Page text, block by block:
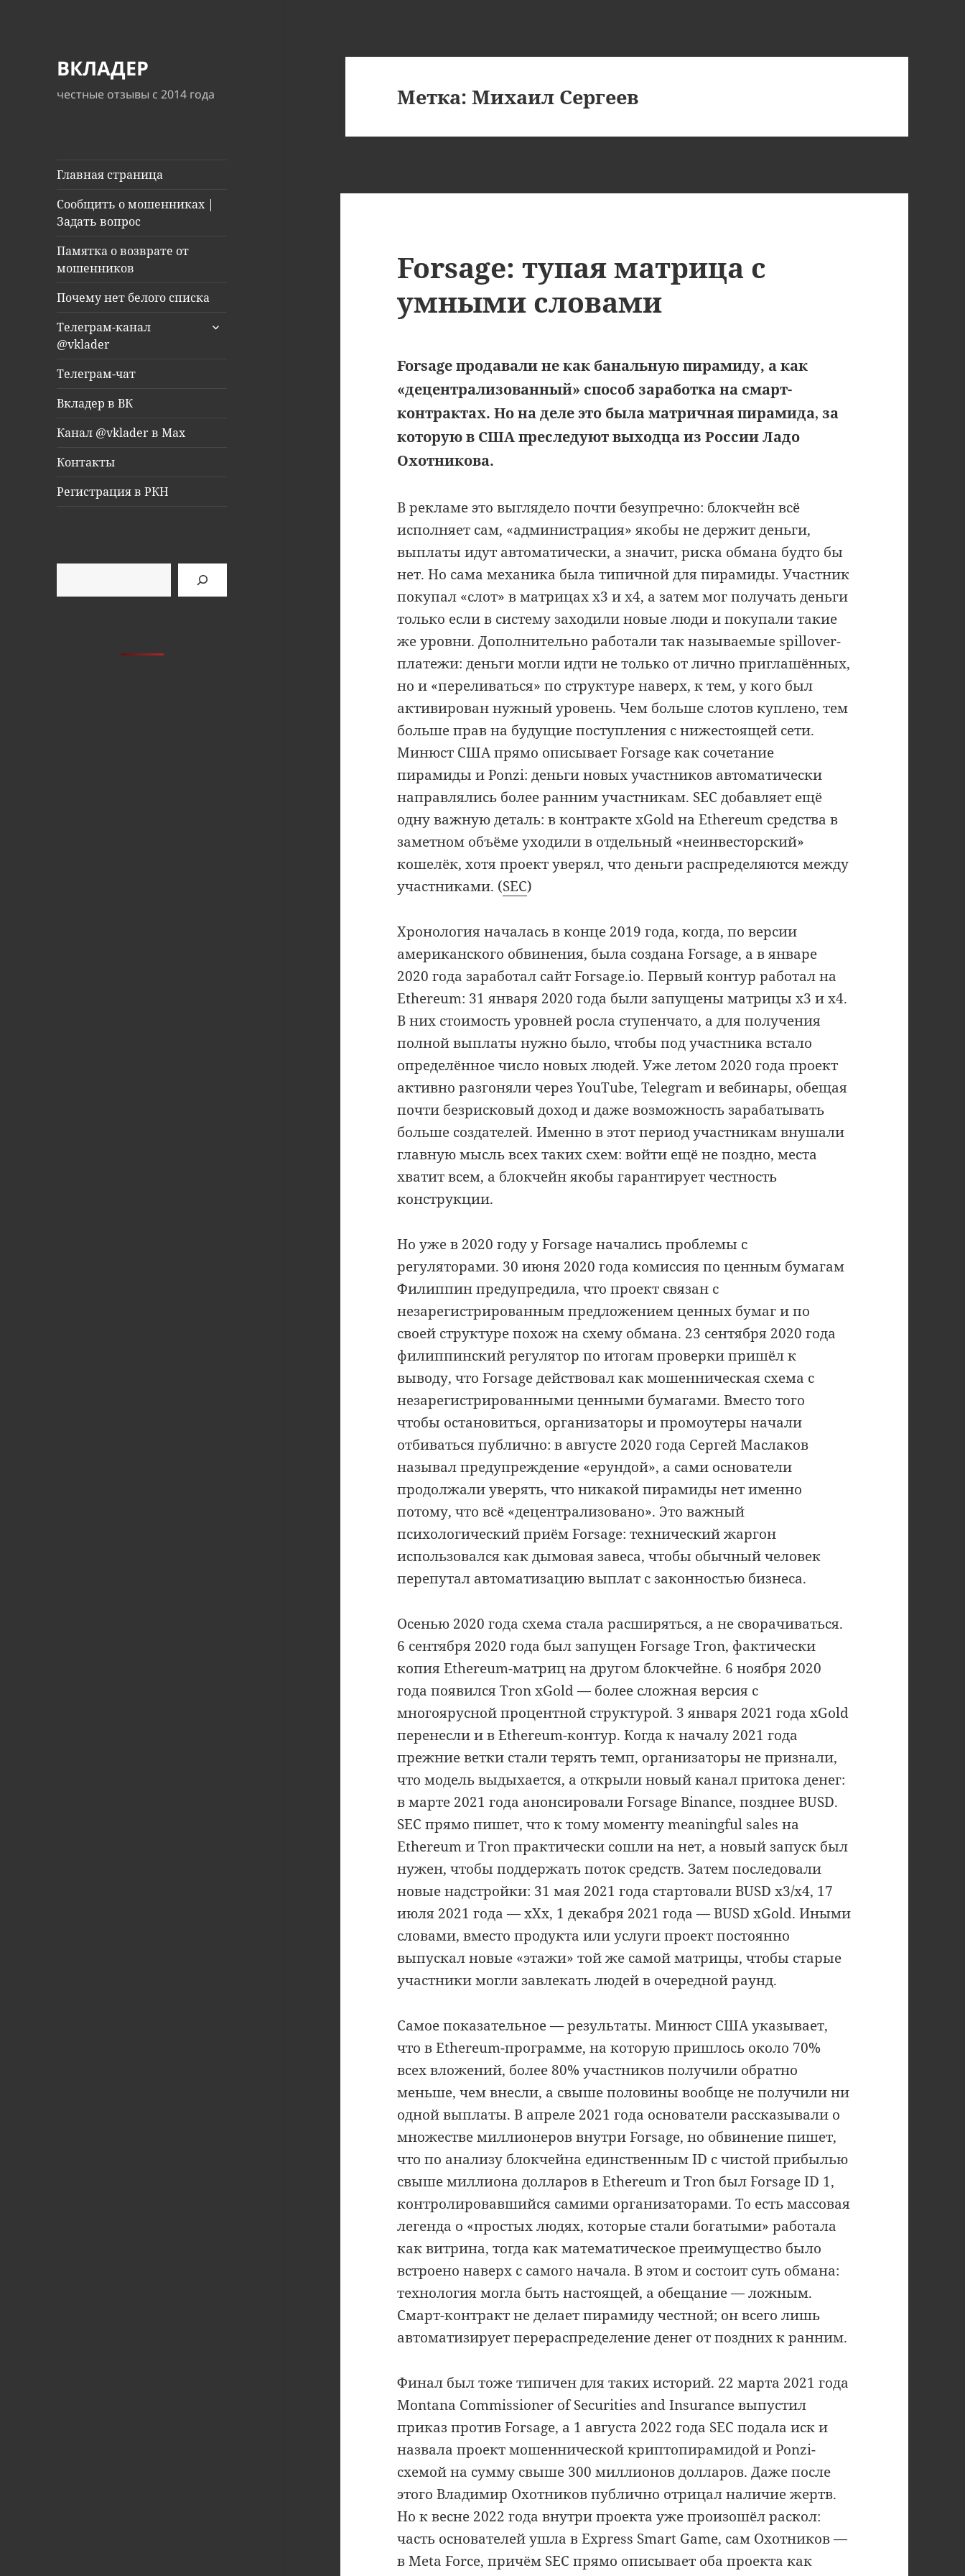
ВКЛАДЕР
честные отзывы с 2014 года
Главная страница
Сообщить о мошенниках |
Задать вопрос
Памятка о возврате от
мошенников
Почему нет белого списка
Телеграм-канал
@vklader
раскрыть
Телеграм-чат
Вкладер в ВК
Канал @vklader в Max
Контакты
Регистрация в РКН
Метка:Михаил Сергеев
Forsage: тупая матрица с
умными словами
Forsage продавали не как банальную пирамиду, а как
«децентрализованный» способ заработка на смарт-
контрактах. Но на деле это была матричная пирамида,за
которую в США преследуют выходца из России Ладо
Охотникова.
В рекламе это выглядело почти безупречно: блокчейн всё
исполняет сам, «администрация» якобы не держит деньги,
выплаты идут автоматически, а значит, риска обмана будто бы
нет. Но сама механика была типичной для пирамиды. Участник
покупал «слот» в матрицах x3 и x4, а затем мог получать деньги
только если в систему заходили новые люди и покупали такие
же уровни. Дополнительно работали так называемые spillover-
платежи: деньги могли идти не только от лично приглашённых,
но и «переливаться» по структуре наверх, к тем, у кого был
активирован нужный уровень. Чем больше слотов куплено, тем
больше прав на будущие поступления с нижестоящей сети.
Минюст США прямо описывает Forsage как сочетание
пирамиды и Ponzi: деньги новых участников автоматически
направлялись более ранним участникам. SEC добавляет ещё
одну важную деталь: в контракте xGold на Ethereum средства в
заметном объёме уходили в отдельный «неинвесторский»
кошелёк, хотя проект уверял, что деньги распределяются между
участниками. (SEC)
Хронология началась в конце 2019 года, когда, по версии
американского обвинения, была создана Forsage, а в январе
2020 года заработал сайт Forsage.io. Первый контур работал на
Ethereum: 31 января 2020 года были запущены матрицы x3 и x4.
В них стоимость уровней росла ступенчато, а для получения
полной выплаты нужно было, чтобы под участника встало
определённое число новых людей. Уже летом 2020 года проект
активно разгоняли через YouTube, Telegram и вебинары, обещая
почти безрисковый доход и даже возможность зарабатывать
больше создателей. Именно в этот период участникам внушали
главную мысль всех таких схем: войти ещё не поздно, места
хватит всем, а блокчейн якобы гарантирует честность
конструкции.
Но уже в 2020 году у Forsage начались проблемы с
регуляторами. 30 июня 2020 года комиссия по ценным бумагам
Филиппин предупредила, что проект связан с
незарегистрированным предложением ценных бумаг и по
своей структуре похож на схему обмана. 23 сентября 2020 года
филиппинский регулятор по итогам проверки пришёл к
выводу, что Forsage действовал как мошенническая схема с
незарегистрированными ценными бумагами. Вместо того
чтобы остановиться, организаторы и промоутеры начали
отбиваться публично: в августе 2020 года Сергей Маслаков
называл предупреждение «ерундой», а сами основатели
продолжали уверять, что никакой пирамиды нет именно
потому, что всё «децентрализовано». Это важный
психологический приём Forsage: технический жаргон
использовался как дымовая завеса, чтобы обычный человек
перепутал автоматизацию выплат с законностью бизнеса.
Осенью 2020 года схема стала расширяться, а не сворачиваться.
6 сентября 2020 года был запущен Forsage Tron, фактически
копия Ethereum-матриц на другом блокчейне. 6 ноября 2020
года появился Tron xGold — более сложная версия с
многоярусной процентной структурой. 3 января 2021 года xGold
перенесли и в Ethereum-контур. Когда к началу 2021 года
прежние ветки стали терять темп, организаторы не признали,
что модель выдыхается, а открыли новый канал притока денег:
в марте 2021 года анонсировали Forsage Binance, позднее BUSD.
SEC прямо пишет, что к тому моменту meaningful sales на
Ethereum и Tron практически сошли на нет, а новый запуск был
нужен, чтобы поддержать поток средств. Затем последовали
новые надстройки: 31 мая 2021 года стартовали BUSD x3/x4, 17
июля 2021 года — xXx, 1 декабря 2021 года — BUSD xGold. Иными
словами, вместо продукта или услуги проект постоянно
выпускал новые «этажи» той же самой матрицы, чтобы старые
участники могли завлекать людей в очередной раунд.
Самое показательное — результаты. Минюст США указывает,
что в Ethereum-программе, на которую пришлось около 70%
всех вложений, более 80% участников получили обратно
меньше, чем внесли, а свыше половины вообще не получили ни
одной выплаты. В апреле 2021 года основатели рассказывали о
множестве миллионеров внутри Forsage, но обвинение пишет,
что по анализу блокчейна единственным ID с чистой прибылью
свыше миллиона долларов в Ethereum и Tron был Forsage ID 1,
контролировавшийся самими организаторами. То есть массовая
легенда о «простых людях, которые стали богатыми» работала
как витрина, тогда как математическое преимущество было
встроено наверх с самого начала. В этом и состоит суть обмана:
технология могла быть настоящей, а обещание — ложным.
Смарт-контракт не делает пирамиду честной; он всего лишь
автоматизирует перераспределение денег от поздних к ранним.
Финал был тоже типичен для таких историй. 22 марта 2021 года
Montana Commissioner of Securities and Insurance выпустил
приказ против Forsage, а 1 августа 2022 года SEC подала иск и
назвала проект мошеннической криптопирамидой и Ponzi-
схемой на сумму свыше 300 миллионов долларов. Даже после
этого Владимир Охотников публично отрицал наличие жертв.
Но к весне 2022 года внутри проекта уже произошёл раскол:
часть основателей ушла в Express Smart Game, сам Охотников —
в Meta Force, причём SEC прямо описывает оба проекта как